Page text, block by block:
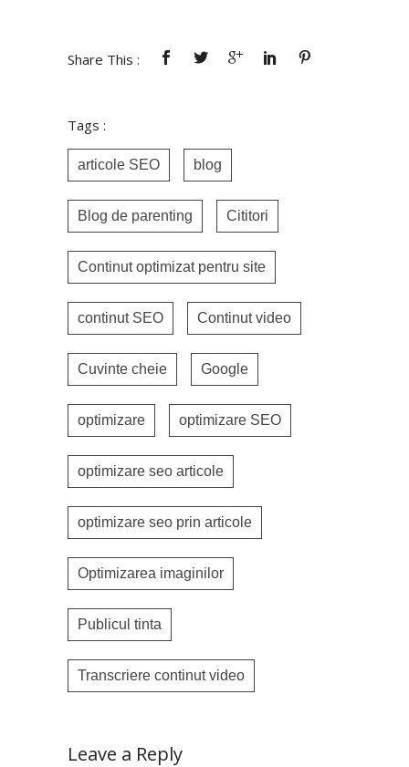
Share This :
Tags :
articole SEO blog
Blog de parenting Cititori
Continut optimizat pentru site
continut SEO Continut video
Cuvinte cheie Google
optimizare optimizare SEO
optimizare seo articole
optimizare seo prin articole
Optimizarea imaginilor
Publicul tinta
Transcriere continut video
Leave a Reply